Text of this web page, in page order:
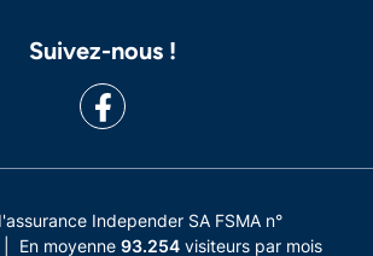
Suivez-nous !
Independer SA FSMA n°
En moyenne 93.254visiteurs par mois